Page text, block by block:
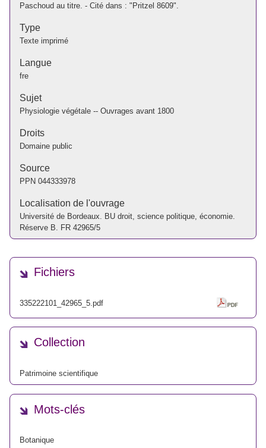
Paschoud au titre. - Cité dans : "Pritzel 8609".
Type
Texte imprimé
Langue
fre
Sujet
Physiologie végétale -- Ouvrages avant 1800
Droits
Domaine public
Source
PPN 044333978
Localisation de l'ouvrage
Université de Bordeaux. BU droit, science politique, économie.
Réserve B. FR 42965/5
Fichiers
335222101_42965_5.pdf
Collection
Patrimoine scientifique
Mots-clés
Botanique